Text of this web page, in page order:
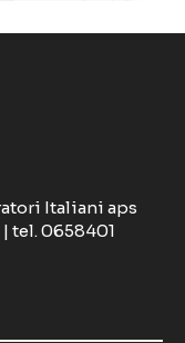
Italiani aps
| tel. 0658401